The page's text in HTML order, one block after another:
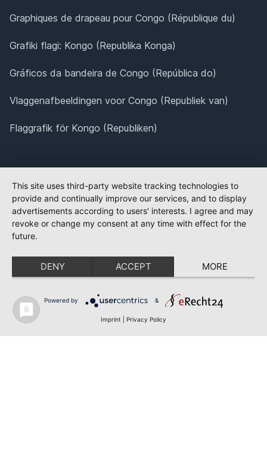
Graphiques de drapeau pour Congo (République du)
Grafiki flagi: Kongo (Republika Konga)
Gráficos da bandeira de Congo (República do)
Vlaggenafbeeldingen voor Congo (Republiek van)
Flaggrafik för Kongo (Republiken)
This site uses third-party website tracking technologies to
provide and continually improve our services, and to display
advertisements according to users' interests. I agree and may
revoke or change my consent at any time with effect for the
future.
DENY ACCEPT MORE
Powered by &
Imprint Privacy Policy